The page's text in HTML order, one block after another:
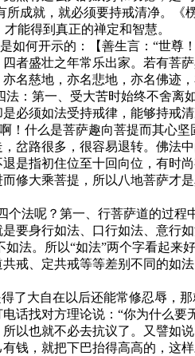
成就，就必须要持戒清净。
能得到真正的禅定和智慧。
何开示的：【善生言：“世尊
者盛壮之年常乐出家。若有菩
名慈地，亦名悲地，亦名佛迹
：第一、受大苦时始终不舍
须如法受持戒律，能够持戒
么是菩萨趣向菩提而其心坚
岔路很多，很容易退转。佛法
是指初住位至十回向位，有时
修大乘菩提，所以八地菩萨才
呢？第一、行菩萨道的过程
要身行如法、口行如法、意行
法。所以“如法”两个字看起
戒、定共戒等等差别不同的如
大自在以后还能常修忍辱，
话找对方理论说：“你为什么
以也就不必去抗议了。又譬如
钱，就把下巴抬得高高的，这